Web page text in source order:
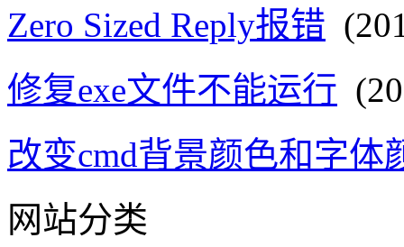
Zero Sized Reply报错
修复exe文件不能运行
改变cmd背景颜色和字体
网站分类